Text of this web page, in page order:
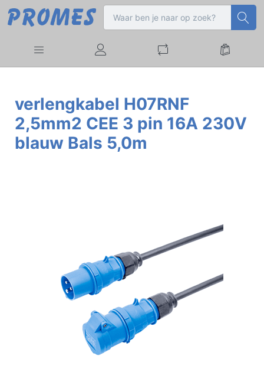
verlengkabel H07RNF
2,5mm2 CEE 3 pin 16A 230V
blauw Bals 5,0m